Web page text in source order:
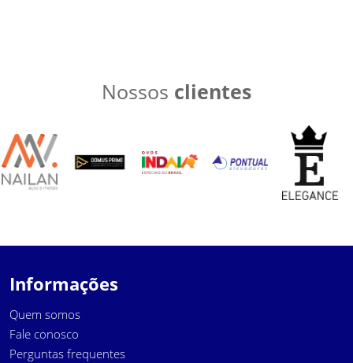
Nossos clientes
Informações
Quem somos
Fale conosco
Perguntas frequentes